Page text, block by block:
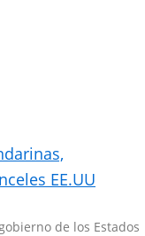
EE.UU
de los Estados